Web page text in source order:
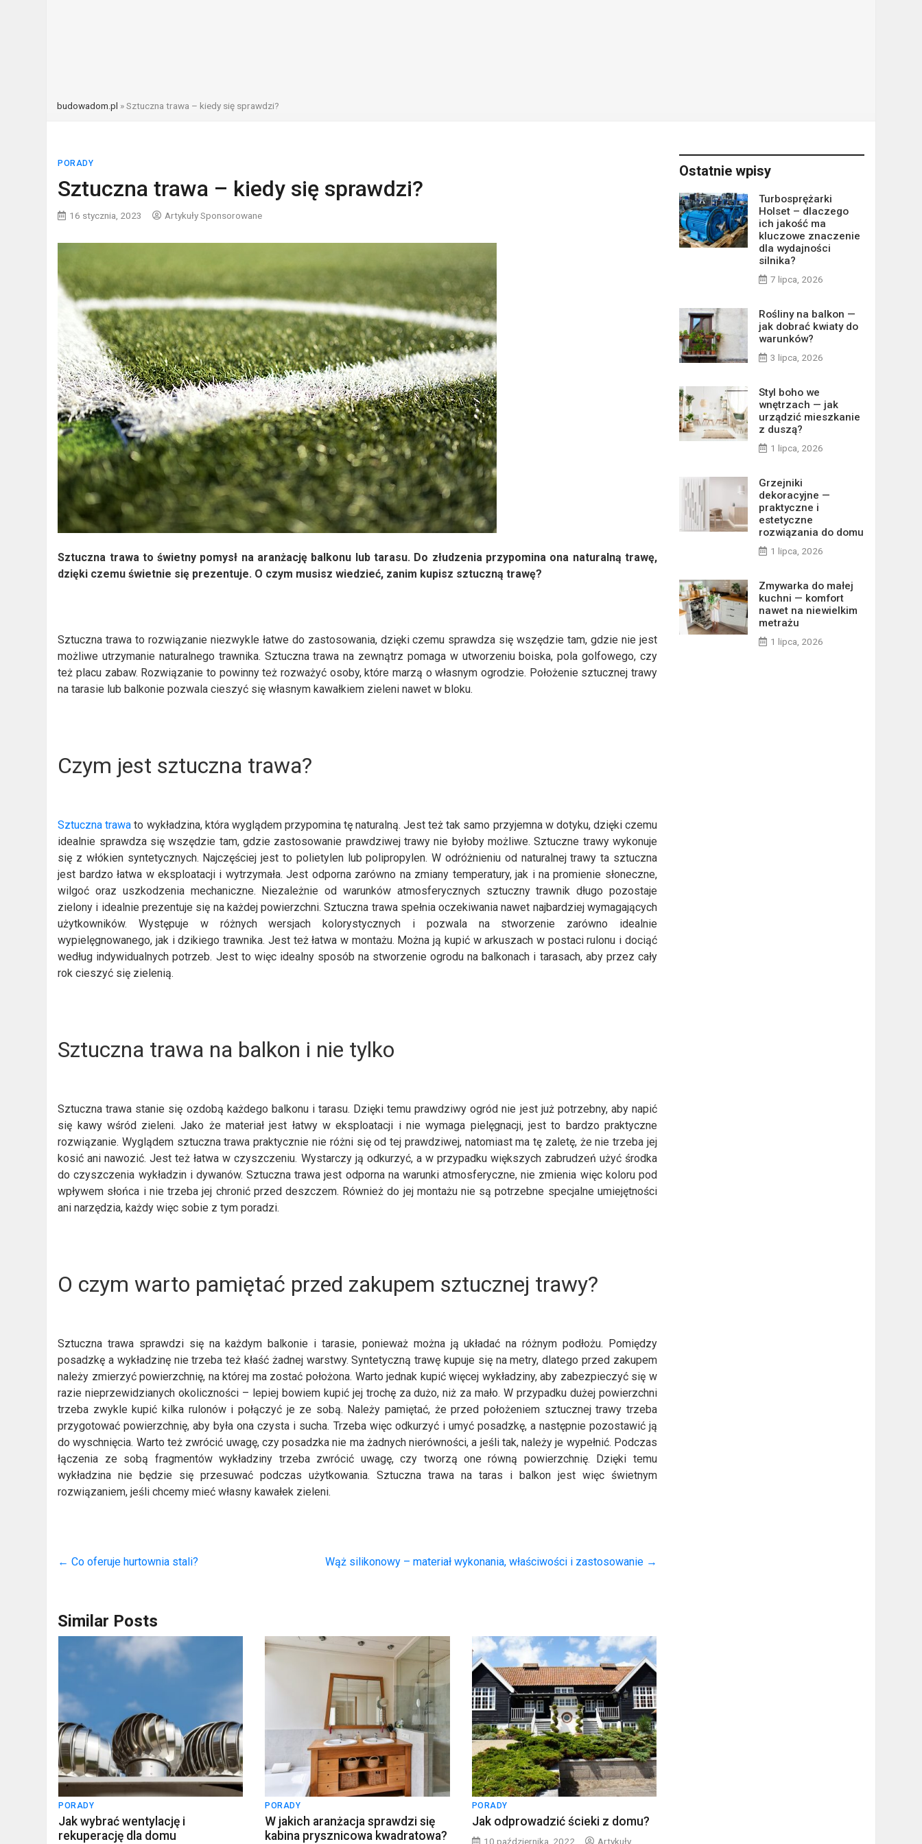
budowadom.pl »Sztuczna trawa – kiedy się sprawdzi?
PORADY
Sztuczna trawa – kiedy się sprawdzi?
16 stycznia, 2023 Artykuły Sponsorowane
Sztuczna trawa to świetny pomysł na aranżację balkonu lub tarasu. Do złudzenia przypomina ona naturalną trawę,
dzięki czemu świetnie się prezentuje. O czym musisz wiedzieć, zanim kupisz sztuczną trawę?
Sztuczna trawa to rozwiązanie niezwykle łatwe do zastosowania, dzięki czemu sprawdza się wszędzie tam, gdzie nie jest
możliwe utrzymanie naturalnego trawnika. Sztuczna trawa na zewnątrz pomaga w utworzeniu boiska, pola golfowego, czy
też placu zabaw. Rozwiązanie to powinny też rozważyć osoby, które marzą o własnym ogrodzie. Położenie sztucznej trawy
na tarasie lub balkonie pozwala cieszyć się własnym kawałkiem zieleni nawet w bloku.
Czym jest sztuczna trawa?
Sztuczna trawa to wykładzina, która wyglądem przypomina tę naturalną. Jest też tak samo przyjemna w dotyku, dzięki czemu
idealnie sprawdza się wszędzie tam, gdzie zastosowanie prawdziwej trawy nie byłoby możliwe. Sztuczne trawy wykonuje
się z włókien syntetycznych. Najczęściej jest to polietylen lub polipropylen. W odróżnieniu od naturalnej trawy ta sztuczna
jest bardzo łatwa w eksploatacji i wytrzymała. Jest odporna zarówno na zmiany temperatury, jak i na promienie słoneczne,
wilgoć oraz uszkodzenia mechaniczne. Niezależnie od warunków atmosferycznych sztuczny trawnik długo pozostaje
zielony i idealnie prezentuje się na każdej powierzchni. Sztuczna trawa spełnia oczekiwania nawet najbardziej wymagających
użytkowników. Występuje w różnych wersjach kolorystycznych i pozwala na stworzenie zarówno idealnie
wypielęgnowanego, jak i dzikiego trawnika. Jest też łatwa w montażu. Można ją kupić w arkuszach w postaci rulonu i dociąć
według indywidualnych potrzeb. Jest to więc idealny sposób na stworzenie ogrodu na balkonach i tarasach, aby przez cały
rok cieszyć się zielenią.
Sztuczna trawa na balkon i nie tylko
Sztuczna trawa stanie się ozdobą każdego balkonu i tarasu. Dzięki temu prawdziwy ogród nie jest już potrzebny, aby napić
się kawy wśród zieleni. Jako że materiał jest łatwy w eksploatacji i nie wymaga pielęgnacji, jest to bardzo praktyczne
rozwiązanie. Wyglądem sztuczna trawa praktycznie nie różni się od tej prawdziwej, natomiast ma tę zaletę, że nie trzeba jej
kosić ani nawozić. Jest też łatwa w czyszczeniu. Wystarczy ją odkurzyć, a w przypadku większych zabrudzeń użyć środka
do czyszczenia wykładzin i dywanów. Sztuczna trawa jest odporna na warunki atmosferyczne, nie zmienia więc koloru pod
wpływem słońca i nie trzeba jej chronić przed deszczem. Również do jej montażu nie są potrzebne specjalne umiejętności
ani narzędzia, każdy więc sobie z tym poradzi.
O czym warto pamiętać przed zakupem sztucznej trawy?
Sztuczna trawa sprawdzi się na każdym balkonie i tarasie, ponieważ można ją układać na różnym podłożu. Pomiędzy
posadzkę a wykładzinę nie trzeba też kłaść żadnej warstwy. Syntetyczną trawę kupuje się na metry, dlatego przed zakupem
należy zmierzyć powierzchnię, na której ma zostać położona. Warto jednak kupić więcej wykładziny, aby zabezpieczyć się w
razie nieprzewidzianych okoliczności – lepiej bowiem kupić jej trochę za dużo, niż za mało. W przypadku dużej powierzchni
trzeba zwykle kupić kilka rulonów i połączyć je ze sobą. Należy pamiętać, że przed położeniem sztucznej trawy trzeba
przygotować powierzchnię, aby była ona czysta i sucha. Trzeba więc odkurzyć i umyć posadzkę, a następnie pozostawić ją
do wyschnięcia. Warto też zwrócić uwagę, czy posadzka nie ma żadnych nierówności, a jeśli tak, należy je wypełnić. Podczas
łączenia ze sobą fragmentów wykładziny trzeba zwrócić uwagę, czy tworzą one równą powierzchnię. Dzięki temu
wykładzina nie będzie się przesuwać podczas użytkowania. Sztuczna trawa na taras i balkon jest więc świetnym
rozwiązaniem, jeśli chcemy mieć własny kawałek zieleni.
← Co oferuje hurtownia stali? Wąż silikonowy – materiał wykonania, właściwości i zastosowanie →
Similar Posts
PORADY
Jak wybrać wentylację i
rekuperację dla domu
PORADY
W jakich aranżacja sprawdzi się
kabina prysznicowa kwadratowa?
PORADY
Jak odprowadzić ścieki z domu?
10 października, 2022 Artykuły
Ostatnie wpisy
Turbosprężarki
Holset – dlaczego
ich jakość ma
kluczowe znaczenie
dla wydajności
silnika?
7 lipca, 2026
Rośliny na balkon —
jak dobrać kwiaty do
warunków?
3 lipca, 2026
Styl boho we
wnętrzach — jak
urządzić mieszkanie
z duszą?
1 lipca, 2026
Grzejniki
dekoracyjne —
praktyczne i
estetyczne
rozwiązania do domu
1 lipca, 2026
Zmywarka do małej
kuchni — komfort
nawet na niewielkim
metrażu
1 lipca, 2026